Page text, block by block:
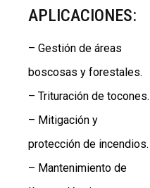
APLICACIONES:
– Gestión de áreas
boscosas y forestales.
– Trituración de tocones.
– Mitigación y
protección de incendios.
– Mantenimiento de